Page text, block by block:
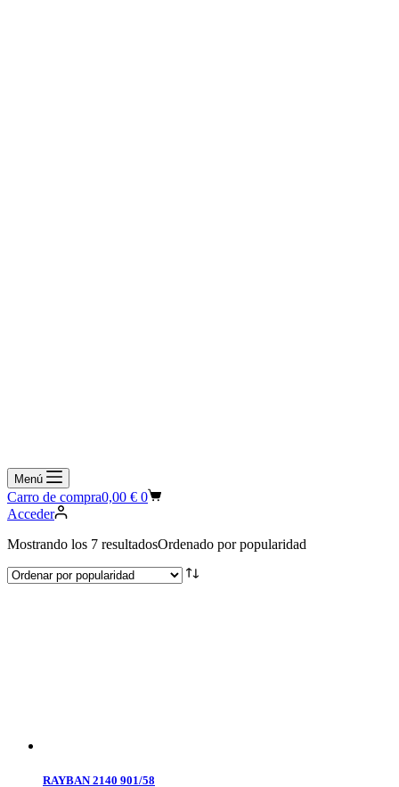
Menú
Carro de compra0,00 € 0
Acceder
Mostrando los 7 resultadosOrdenado por popularidad
RAYBAN 2140 901/58